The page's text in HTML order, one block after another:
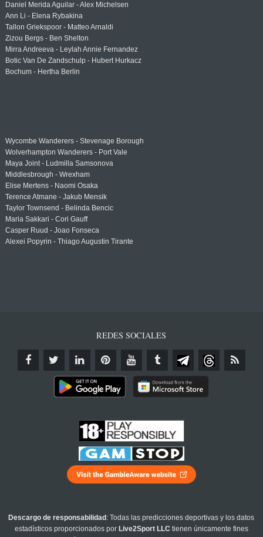
Daniel Merida Aguilar - Alex Michelsen
Ann Li - Elena Rybakina
Tallon Griekspoor - Matteo Arnaldi
Zizou Bergs - Ben Shelton
Mirra Andreeva - Leylah Annie Fernandez
Botic Van De Zandschulp - Hubert Hurkacz
Bochum - Hertha Berlin
Wycombe Wanderers - Stevenage Borough
Wolverhampton Wanderers - Port Vale
Maya Joint - Ludmilla Samsonova
Middlesbrough - Wrexham
Elise Mertens - Naomi Osaka
Terence Atmane - Jakub Mensik
Taylor Townsend - Belinda Bencic
Maria Sakkari - Cori Gauff
Casper Ruud - Joao Fonseca
Alexei Popyrin - Thiago Augustin Tirante
REDES SOCIALES
Descargo de responsabilidad : Todas las predicciones deportivas y los datos
estadísticos proporcionados por Live2Sport LLC tienen únicamente fines